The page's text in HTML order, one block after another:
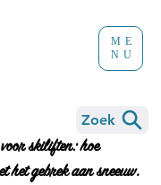
ME
NU
skiliften: hoe
het gebrek aan sneeuw.
Zoek